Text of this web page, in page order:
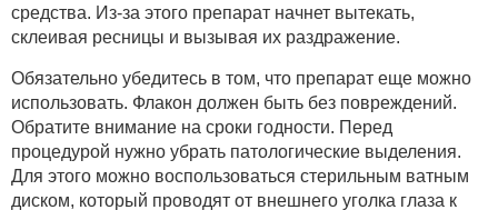
средства. Из-за этого препарат начнет вытекать,
склеивая ресницы и вызывая их раздражение.
Обязательно убедитесь в том, что препарат еще можно
использовать. Флакон должен быть без повреждений.
Обратите внимание на сроки годности. Перед
процедурой нужно убрать патологические выделения.
Для этого можно воспользоваться стерильным ватным
диском, который проводят от внешнего уголка глаза к